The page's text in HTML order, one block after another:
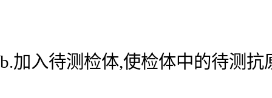
b.加入待测检体,使检体中的待测